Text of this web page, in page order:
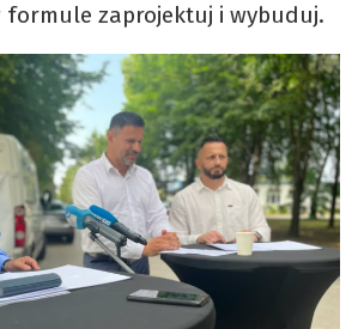
formule zaprojektuj i wybuduj.